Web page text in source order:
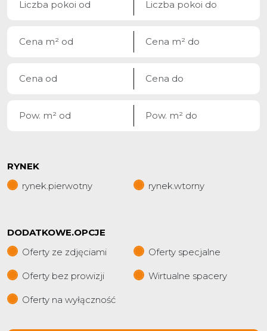
RYNEK
rynek.pierwotny
rynek.wtorny
DODATKOWE.OPCJE
Oferty ze zdjęciami
Oferty specjalne
Oferty bez prowizji Wirtualne spacery
Oferty na wyłączność